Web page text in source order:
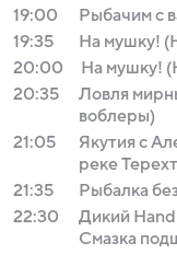
19:00
Рыбачим с
19:35
На мушку!
20:00
На мушку!
20:35
Ловля
воблеры)
21:05
Якутия с
реке
21:35
Рыбалка
22:30
Дикий
Смазка